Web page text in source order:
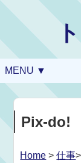
MENU ▼
Pix-do!
Home >仕事